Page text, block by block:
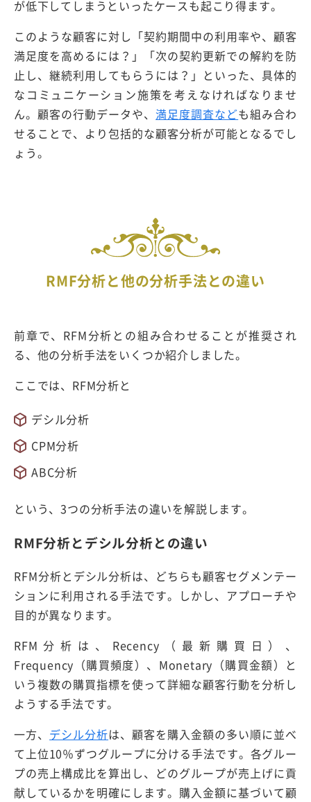
が低下してしまうといったケースも起こり得ます。
このような顧客に対し「契約期間中の利用率や、顧客
満足度を高めるには？」「次の契約更新での解約を防
止し、継続利用してもらうには？」といった、具体的
なコミュニケーション施策を考えなければなりませ
ん。顧客の行動データや、 満足度調査なども組み合わ
せることで、より包括的な顧客分析が可能となるでし
ょう。
RMF分析と他の分析手法との違い
前章で、RFM分析との組み合わせることが推奨され
る、他の分析手法をいくつか紹介しました。
ここでは、RFM分析と
デシル分析
CPM分析
ABC分析
という、3つの分析手法の違いを解説します。
RMF分析とデシル分析との違い
RFM分析とデシル分析は、どちらも顧客セグメンテー
ションに利用される手法です。しかし、アプローチや
目的が異なります。
RFM分析は、Recency（最新購買日）、
Frequency（購買頻度）、Monetary（購買金額）と
いう複数の購買指標を使って詳細な顧客行動を分析し
ようする手法です。
一方、 デシル分析は、顧客を購入金額の多い順に並べ
て上位10％ずつグループに分ける手法です。各グルー
プの売上構成比を算出し、どのグループが売上げに貢
献しているかを明確にします。購入金額に基づいて顧